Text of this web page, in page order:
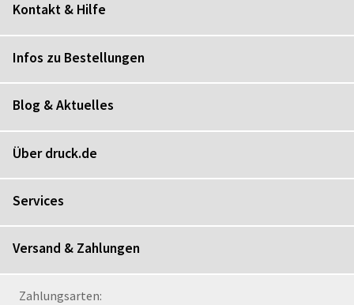
Kontakt & Hilfe
Infos zu Bestellungen
Blog & Aktuelles
Über druck.de
Services
Versand & Zahlungen
Zahlungsarten: